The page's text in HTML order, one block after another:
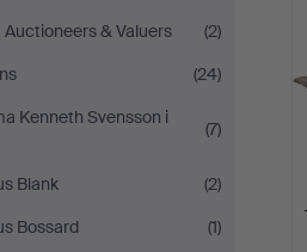
& Valuers
(2)
(24)
Kenneth Svensson i
(7)
Blank
(2)
Bossard
(1)